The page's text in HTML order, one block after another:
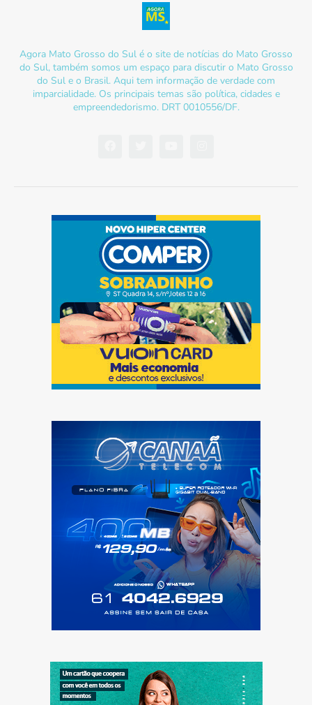
Agora Mato Grosso do Sul é o site de notícias do Mato Grosso
do Sul, também somos um espaço para discutir o Mato Grosso
do Sul e o Brasil. Aqui tem informação de verdade com
imparcialidade. Os principais temas são política, cidades e
empreendedorismo. DRT 0010556/DF.